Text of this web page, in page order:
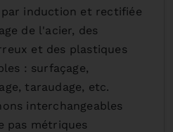
induction et rectifiée
de l'acier, des
et des plastiques
: surfaçage,
taraudage, etc.
interchangeables
pas métriques